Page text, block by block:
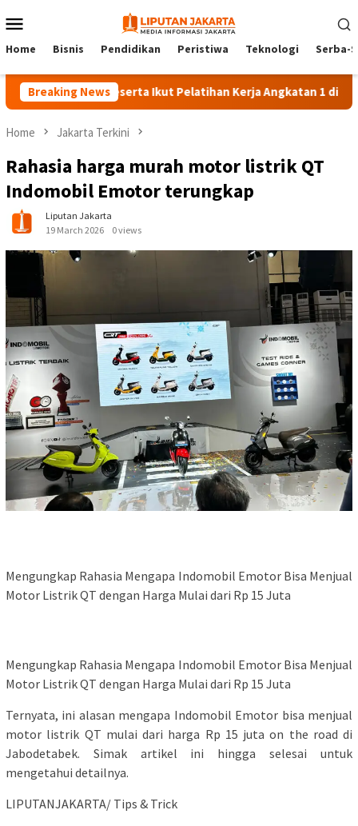
to
Menu
Home Bisnis Pendidikan Peristiwa Teknologi Serba-
Breaking News
140 Peserta Ikut Pelatihan Kerja Angkatan 1 di PPKD
Home Jakarta Terkini
Rahasia harga murah motor listrik QT
Indomobil Emotor terungkap
Liputan Jakarta
19 March 2026
0 views
Mengungkap Rahasia Mengapa Indomobil Emotor Bisa Menjual
Motor Listrik QT dengan Harga Mulai dari Rp 15 Juta
Mengungkap Rahasia Mengapa Indomobil Emotor Bisa Menjual
Motor Listrik QT dengan Harga Mulai dari Rp 15 Juta
Ternyata, ini alasan mengapa Indomobil Emotor bisa menjual
motor listrik QT mulai dari harga Rp 15 juta on the road di
Jabodetabek. Simak artikel ini hingga selesai untuk
mengetahui detailnya.
LIPUTANJAKARTA/ Tips & Trick